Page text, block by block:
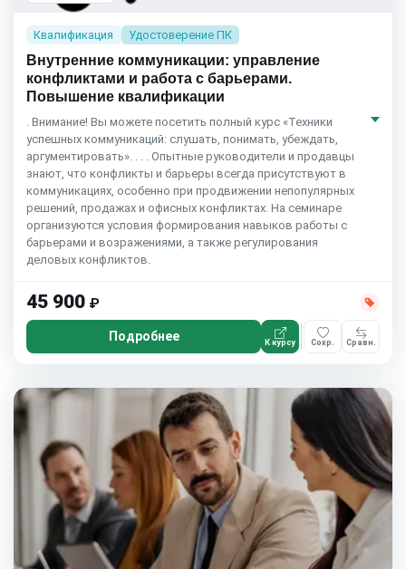
Квалификация Удостоверение ПК
Внутренние коммуникации: управление
конфликтами и работа с барьерами.
Повышение квалификации
. Внимание! Вы можете посетить полный курс «Техники
успешных коммуникаций: слушать, понимать, убеждать,
аргументировать». . . . Опытные руководители и продавцы
знают, что конфликты и барьеры всегда присутствуют в
коммуникациях, особенно при продвижении непопулярных
решений, продажах и офисных конфликтах. На семинаре
организуются условия формирования навыков работы с
барьерами и возражениями, а также регулирования
деловых конфликтов.
45 900 ₽
Подробнее К курсу Сохр. Сравн.